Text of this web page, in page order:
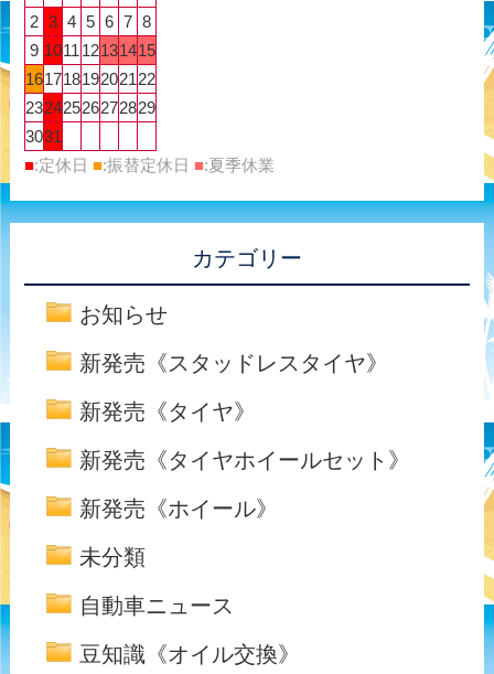
2 3 4 5 6 7 8
9 101112131415
16171819202122
23242526272829
3031
■:定休日 ■:振替定休日 ■:夏季休業
カテゴリー
お知らせ
新発売《スタッドレスタイヤ》
新発売《タイヤ》
新発売《タイヤホイールセット》
新発売《ホイール》
未分類
自動車ニュース
豆知識《オイル交換》